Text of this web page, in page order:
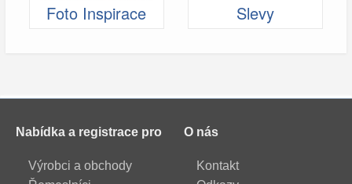
Foto Inspirace Slevy
Nabídka a registrace pro
Výrobci a obchody
O nás
Kontakt